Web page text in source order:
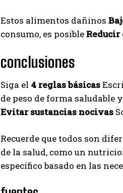
Estos alimentos dañinos
consumo, es posible
conclusiones
Siga el 4 reglas básicas
de peso de forma saludable
Evitar sustancias nocivas
Recuerde que todos son
de la salud, como un
específico basado en las